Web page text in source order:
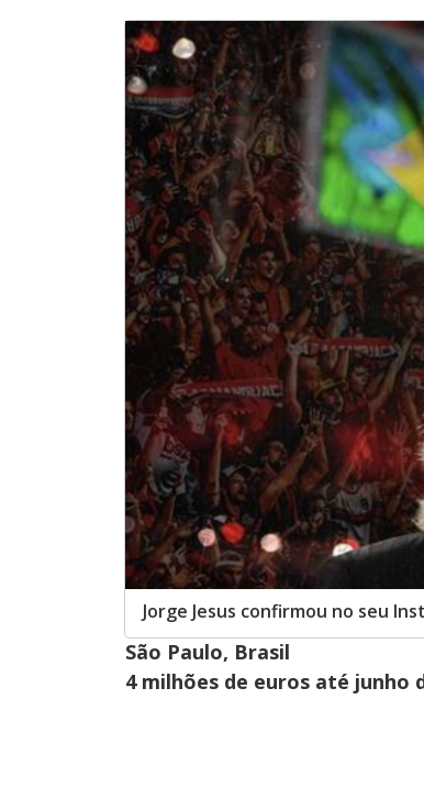
Jorge Jesus confirmou no seu
São Paulo, Brasil
4 milhões de euros até junho